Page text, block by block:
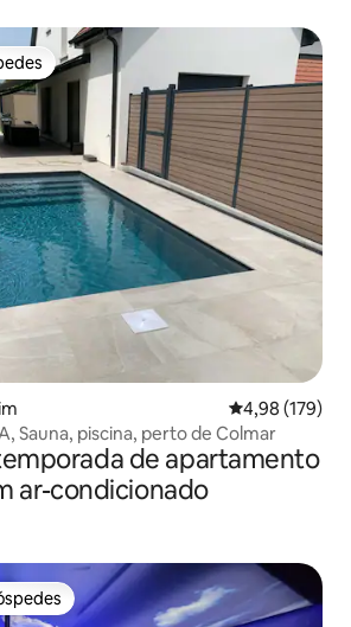
4,98 de uma
4,98 (179)
Sauna, piscina, perto de Colmar
de apartamento
ar-condicionado
preferidos dos hóspedes